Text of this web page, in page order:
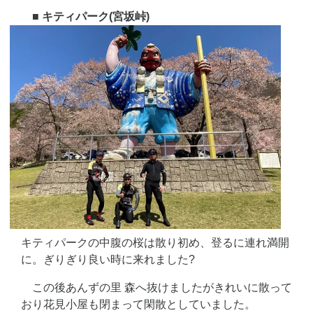
■ キティパーク(宮坂峠)
キティパークの中腹の桜は散り初め、登るに連れ満開
に。ぎりぎり良い時に来れました?
この後あんずの里 森へ抜けましたがきれいに散って
おり花見小屋も閉まって閑散としていました。